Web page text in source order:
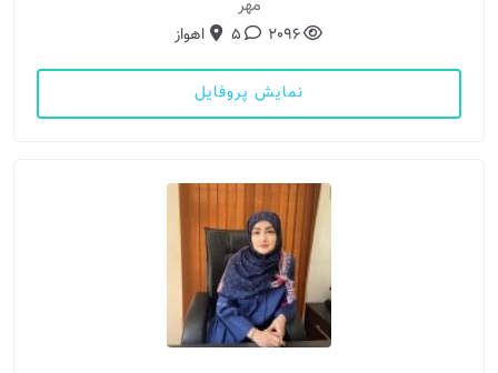
مهر
2096
5 اهواز
نمایش پروفایل